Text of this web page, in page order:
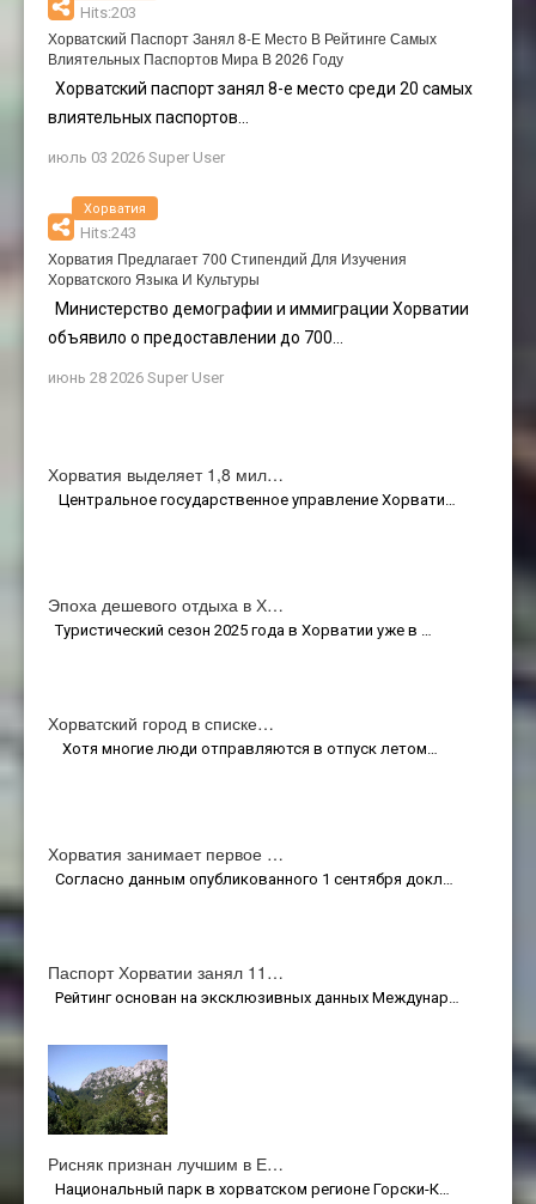
Hits:203
Хорватский Паспорт Занял 8-Е Место В Рейтинге Самых
Влиятельных Паспортов Мира В 2026 Году
Хорватский паспорт занял 8-е место среди 20 самых
влиятельных паспортов...
июль 03 2026 Super User
Hits:243
Хорватия Предлагает 700 Стипендий Для Изучения
Хорватского Языка И Культуры
Министерство демографии и иммиграции Хорватии
объявило о предоставлении до 700...
июнь 28 2026
Хорватия
Super User
Хорватия выделяет 1,8 мил…
Центральное государственное управление Хорвати…
Эпоха дешевого отдыха в Х…
Туристический сезон 2025 года в Хорватии уже в …
Хорватский город в списке…
Хотя многие люди отправляются в отпуск летом…
Хорватия занимает первое …
Согласно данным опубликованного 1 сентября докл…
Паспорт Хорватии занял 11…
Рейтинг основан на эксклюзивных данных Междунар…
Рисняк признан лучшим в Е…
Национальный парк в хорватском регионе Горски-К…